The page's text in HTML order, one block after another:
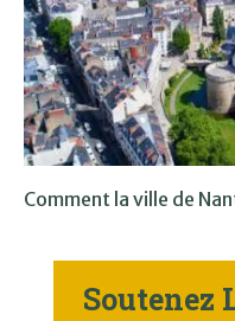
Comment la ville de
Soutenez